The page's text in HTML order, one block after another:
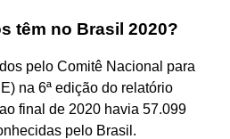
têm no Brasil 2020?
pelo Comitê Nacional para
na 6ª edição do relatório
final de 2020 havia 57.099
pelo Brasil.